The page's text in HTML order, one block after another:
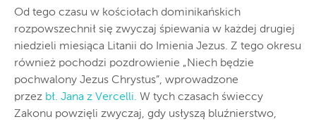
Od tego czasu w kościołach dominikańskich
rozpowszechnił się zwyczaj śpiewania w każdej drugiej
niedzieli miesiąca Litanii do Imienia Jezus. Z tego okresu
również pochodzi pozdrowienie „Niech będzie
pochwalony Jezus Chrystus”, wprowadzone
przez bł. Jana z Vercelli. W tych czasach świeccy
Zakonu powzięli zwyczaj, gdy usłyszą bluźnierstwo,